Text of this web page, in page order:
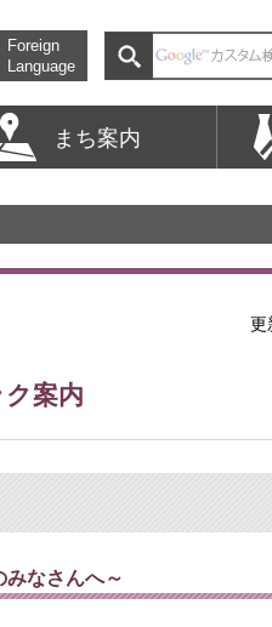
Foreign
Language
まち案内
更
案内
なさんへ～